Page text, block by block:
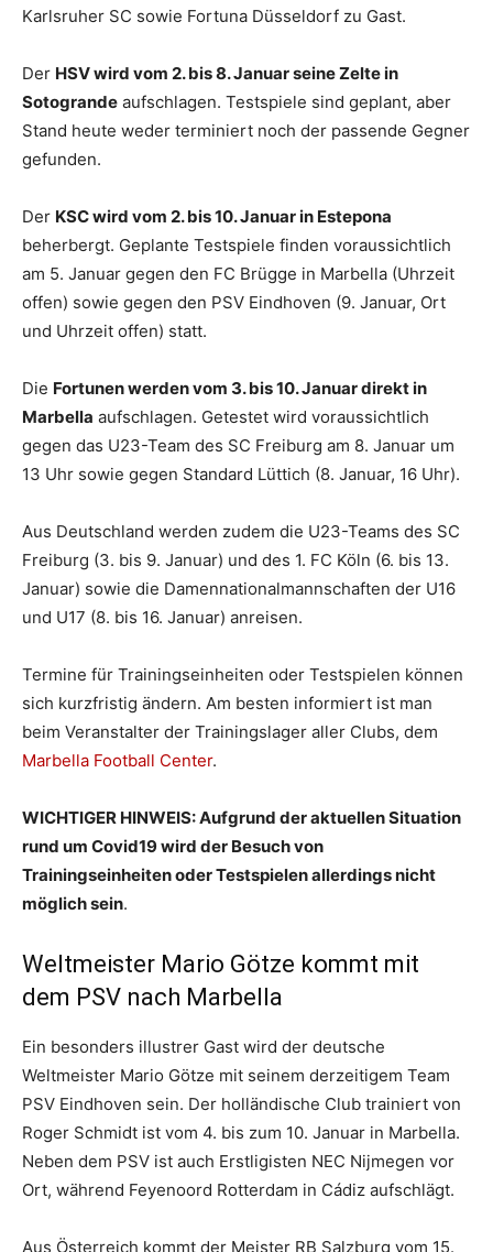
Karlsruher SC sowie Fortuna Düsseldorf zu Gast.
Der HSV wird vom 2. bis 8. Januar seine Zelte in
Sotogrande aufschlagen. Testspiele sind geplant, aber
Stand heute weder terminiert noch der passende Gegner
gefunden.
Der KSC wird vom 2. bis 10. Januar in Estepona
beherbergt. Geplante Testspiele finden voraussichtlich
am 5. Januar gegen den FC Brügge in Marbella (Uhrzeit
offen) sowie gegen den PSV Eindhoven (9. Januar, Ort
und Uhrzeit offen) statt.
Die Fortunen werden vom 3. bis 10. Januar direkt in
Marbella aufschlagen. Getestet wird voraussichtlich
gegen das U23-Team des SC Freiburg am 8. Januar um
13 Uhr sowie gegen Standard Lüttich (8. Januar, 16 Uhr).
Aus Deutschland werden zudem die U23-Teams des SC
Freiburg (3. bis 9. Januar) und des 1. FC Köln (6. bis 13.
Januar) sowie die Damennationalmannschaften der U16
und U17 (8. bis 16. Januar) anreisen.
Termine für Trainingseinheiten oder Testspielen können
sich kurzfristig ändern. Am besten informiert ist man
beim Veranstalter der Trainingslager aller Clubs, dem
Marbella Football Center.
WICHTIGER HINWEIS: Aufgrund der aktuellen Situation
rund um Covid19 wird der Besuch von
Trainingseinheiten oder Testspielen allerdings nicht
möglich sein.
Weltmeister Mario Götze kommt mit
dem PSV nach Marbella
Ein besonders illustrer Gast wird der deutsche
Weltmeister Mario Götze mit seinem derzeitigem Team
PSV Eindhoven sein. Der holländische Club trainiert von
Roger Schmidt ist vom 4. bis zum 10. Januar in Marbella.
Neben dem PSV ist auch Erstligisten NEC Nijmegen vor
Ort, während Feyenoord Rotterdam in Cádiz aufschlägt.
Aus Österreich kommt der Meister RB Salzburg vom 15.